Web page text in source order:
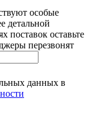
особые
детальной
поставок оставьте
перезвонят
данных в